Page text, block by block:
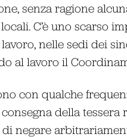
senza ragione
C’è uno scarso
nelle sedi dei
al lavoro il
con qualche
della
di negare